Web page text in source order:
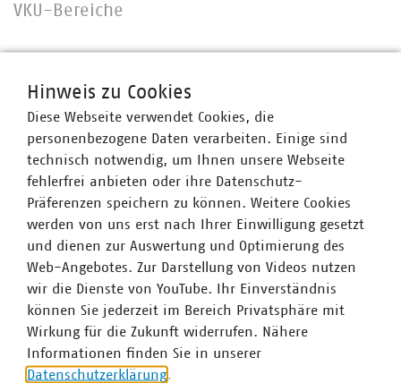
VKU-Bereiche
ENERGIEWIRTSCHAFTWASSER/ABWASSERDIGITALISIERUNG/TKABFALLWIRTSCHAFT
RECHT
Hausanschrift und Kontakt
VKU-Hauptgeschäftsstelle
Invalidenstr. 91
Hinweis zu Cookies
Diese Webseite verwendet Cookies, die
personenbezogene Daten verarbeiten. Einige sind
technisch notwendig, um Ihnen unsere Webseite
fehlerfrei anbieten oder ihre Datenschutz-
Präferenzen speichern zu können. Weitere Cookies
werden von uns erst nach Ihrer Einwilligung gesetzt
und dienen zur Auswertung und Optimierung des
Web-Angebotes. Zur Darstellung von Videos nutzen
wir die Dienste von YouTube. Ihr Einverständnis
können Sie jederzeit im Bereich Privatsphäre mit
Wirkung für die Zukunft widerrufen. Nähere
Informationen finden Sie in unserer
Datenschutzerklärung.